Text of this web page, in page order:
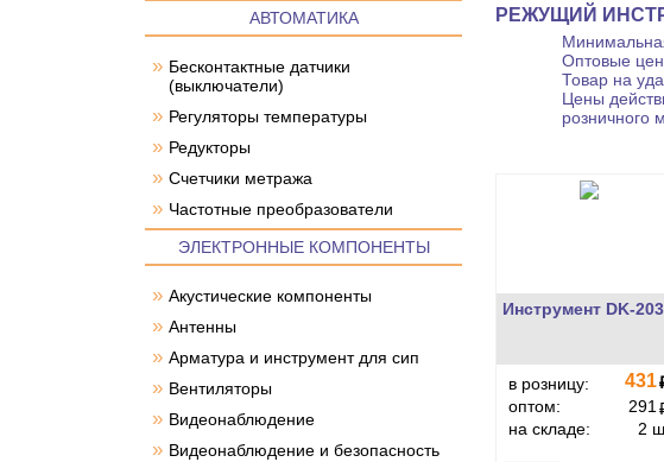
АВТОМАТИКА
» Бесконтактные датчики
(выключатели)
» Регуляторы температуры
» Редукторы
» Счетчики метража
» Частотные преобразователи
ЭЛЕКТРОННЫЕ КОМПОНЕНТЫ
» Акустические компоненты
» Антенны
» Арматура и инструмент для сип
» Вентиляторы
» Видеонаблюдение
» Видеонаблюдение и безопасность
РЕЖУЩИЙ
Оптовые
Товар на
Цены
розничного
Инструмент DK-
в розницу: 431
оптом:
291
на складе:
2